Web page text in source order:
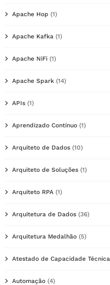
Apache Hop (1)
Apache Kafka (1)
Apache NiFi (1)
Apache Spark (14)
APIs (1)
Aprendizado Contínuo (1)
Arquiteto de Dados (10)
Arquiteto de Soluções (1)
Arquiteto RPA (1)
Arquitetura de Dados (36)
Arquitetura Medalhão (5)
Atestado de Capacidade Técnica
Automação (4)